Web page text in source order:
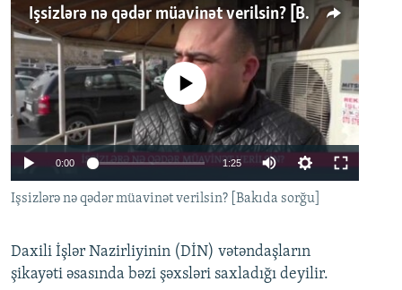
MULTIMEDIA
VIDEO
FOTOQALEREYA
İNFOQRAFIKA
KARIKATURA
RADIO ARXIV
OXU ZALI
AZƏRBAYCAN ƏDƏBIYYATI KITABXANASI
İSLAM VƏ DEMOKRATIYA
HAQQIMIZDA
MISSIYAMIZ
PEŞƏ ETIKASI VƏ JURNALISTIKA STANDARTLARIMIZ
BIZIMLƏ ƏLAQƏ
XƏBƏR BÜLLETENLƏRIMIZ
BIZI IZLƏ
Işsizlərə nə qədər müavinət verilsin? [Bakıda sorğu]
No media source currently available
0:00 1:25
Işsizlərə nə qədər müavinət verilsin? [Bakıda sorğu]
Daxili İşlər Nazirliyinin (DİN) vətəndaşların
şikayəti əsasında bəzi şəxsləri saxladığı deyilir.